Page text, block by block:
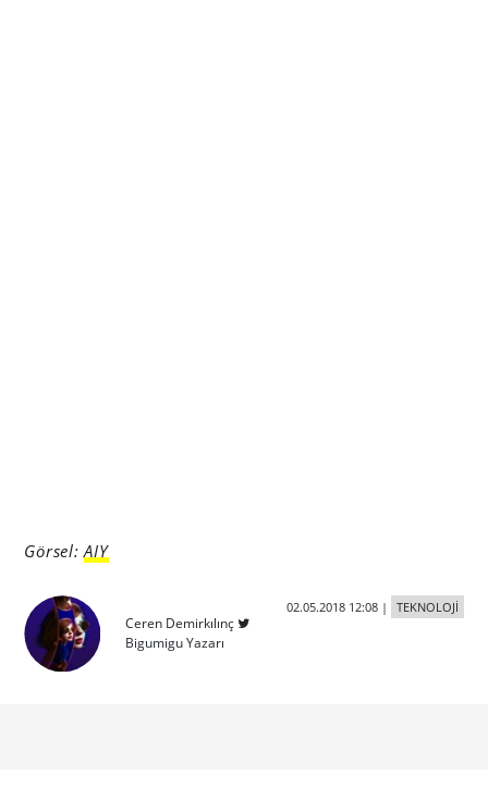
Görsel:AIY
Ceren Demirkılınç
Bigumigu Yazarı
02.05.2018 12:08| TEKNOLOJİ